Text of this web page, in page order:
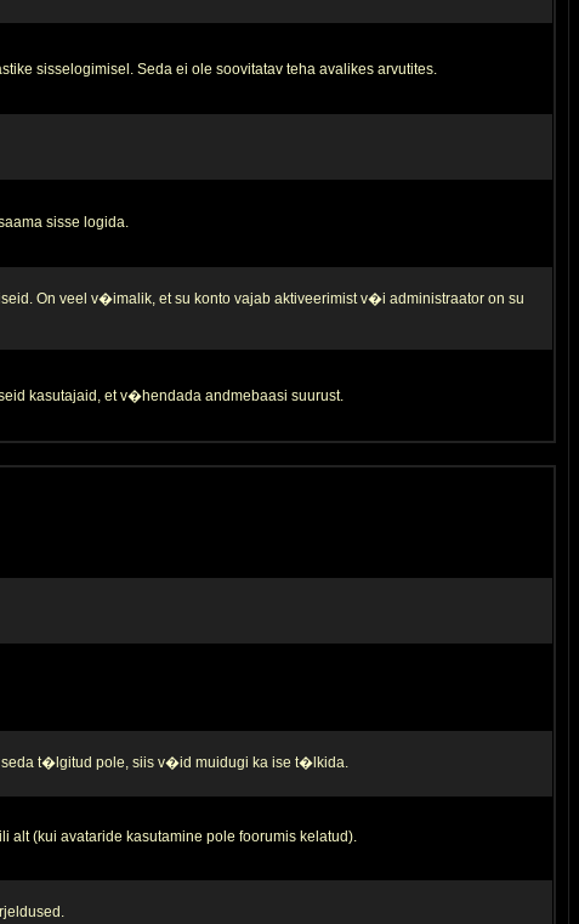
sisselogimisel. Seda ei ole soovitatav teha avalikes arvutites.
sisse logida.
On veel v�imalik, et su konto vajab aktiveerimist v�i administraator on su
kasutajaid, et v�hendada andmebaasi suurust.
t�lgitud pole, siis v�id muidugi ka ise t�lkida.
alt (kui avataride kasutamine pole foorumis kelatud).